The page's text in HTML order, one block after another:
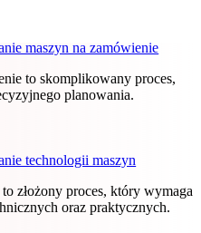
maszyn na zamówienie
to skomplikowany proces,
planowania.
technologii maszyn
złożony proces, który wymaga
oraz praktycznych.